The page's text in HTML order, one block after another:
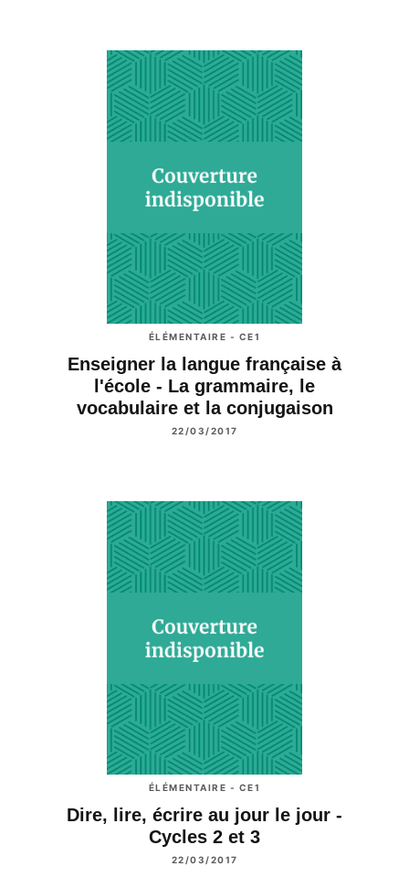
ÉLÉMENTAIRE - CE1
Enseigner la langue française à
l'école - La grammaire, le
vocabulaire et la conjugaison
22/03/2017
ÉLÉMENTAIRE - CE1
Dire, lire, écrire au jour le jour -
Cycles 2 et 3
22/03/2017